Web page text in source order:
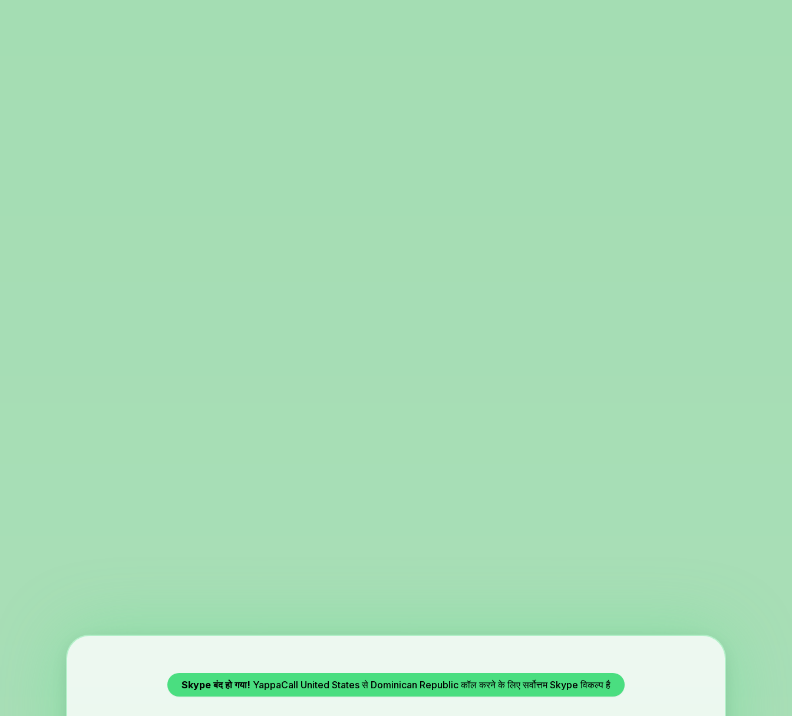
Skype बंद हो गया! YappaCall United States से Dominican Republic कॉल करने के लिए सर्वोत्तम Skype विकल्प है